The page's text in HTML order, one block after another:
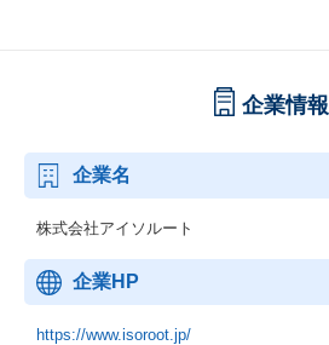
企業情報
企業名
株式会社アイソルート
企業HP
https://www.isoroot.jp/